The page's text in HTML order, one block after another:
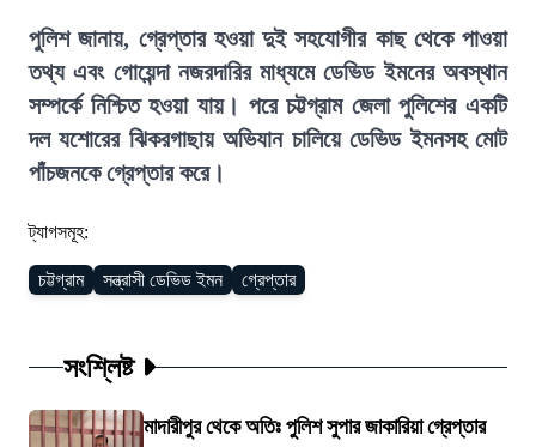
পুলিশ জানায়, গ্রেপ্তার হওয়া দুই সহযোগীর কাছ থেকে পাওয়া
তথ্য এবং গোয়েন্দা নজরদারির মাধ্যমে ডেভিড ইমনের অবস্থান
সম্পর্কে নিশ্চিত হওয়া যায়। পরে চট্টগ্রাম জেলা পুলিশের একটি
দল যশোরের ঝিকরগাছায় অভিযান চালিয়ে ডেভিড ইমনসহ মোট
পাঁচজনকে গ্রেপ্তার করে।
ট্যাগসমূহ:
চট্টগ্রাম সন্ত্রাসী ডেভিড ইমন গ্রেপ্তার
সংশ্লিষ্ট
মাদারীপুর থেকে অতিঃ পুলিশ সুপার জাকারিয়া গ্রেপ্তার